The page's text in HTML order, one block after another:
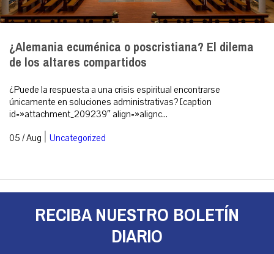
¿Alemania ecuménica o poscristiana? El dilema
de los altares compartidos
¿Puede la respuesta a una crisis espiritual encontrarse
únicamente en soluciones administrativas? [caption
id=»attachment_209239″ align=»alignc...
05 / Aug | Uncategorized
RECIBA NUESTRO BOLETÍN
DIARIO